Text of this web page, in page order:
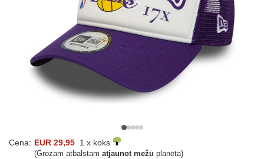
Cena: EUR 29,95 1 x koks
(Grozam atbalstam atjaunot mežu planēta)